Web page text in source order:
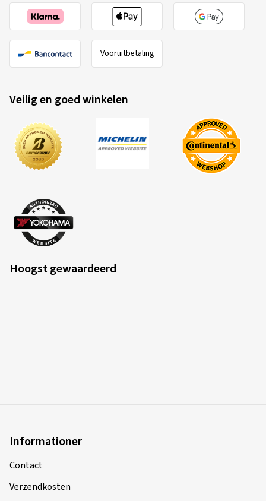
Vooruitbetaling
Veilig en goed winkelen
Hoogst gewaardeerd
Informationer
Contact
Verzendkosten